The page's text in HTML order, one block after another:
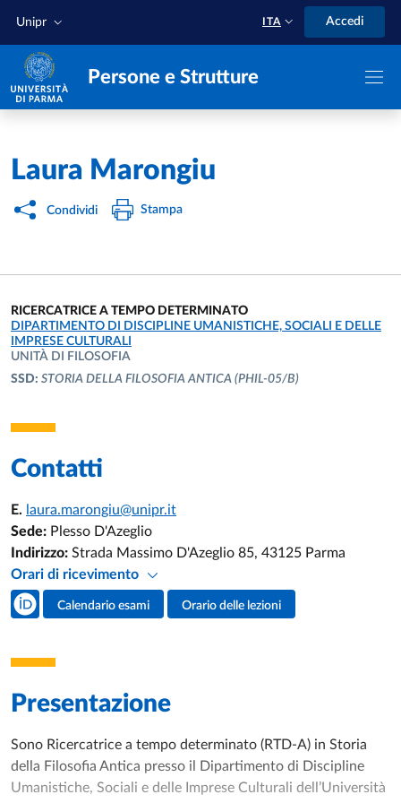
Unipr ITA Accedi
Persone e Strutture
Home /
Laura Marongiu
Condividi Stampa
RICERCATRICE A TEMPO DETERMINATO
UNITÀ ORGANIZZATIVA AFFERENTE:
DIPARTIMENTO DI DISCIPLINE UMANISTICHE, SOCIALI E DELLE
IMPRESE CULTURALI
UNITÀ DI FILOSOFIA
SSD: STORIA DELLA FILOSOFIA ANTICA (PHIL-05/B)
Contatti
E. laura.marongiu@unipr.it
Sede: Plesso D'Azeglio
Indirizzo: Strada Massimo D'Azeglio 85, 43125 Parma
Orari di ricevimento
Social del docente
Calendario esami Orario delle lezioni
Presentazione
Sono Ricercatrice a tempo determinato (RTD-A) in Storia
della Filosofia Antica presso il Dipartimento di Discipline
Umanistiche, Sociali e delle Imprese Culturali dell’Università